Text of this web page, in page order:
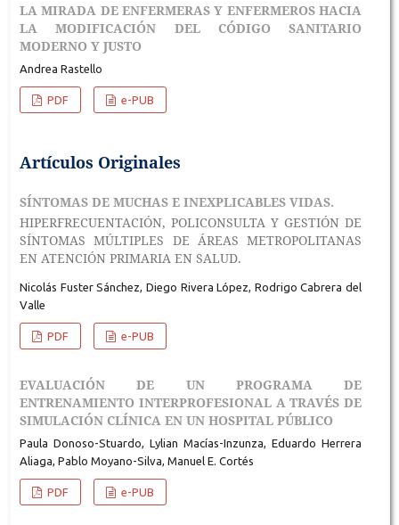
LA MIRADA DE ENFERMERAS Y ENFERMEROS HACIA
LA MODIFICACIÓN DEL CÓDIGO SANITARIO
MODERNO Y JUSTO
Andrea Rastello
PDF e-PUB
Artículos Originales
SÍNTOMAS DE MUCHAS E INEXPLICABLES VIDAS.
HIPERFRECUENTACIÓN, POLICONSULTA Y GESTIÓN DE
SÍNTOMAS MÚLTIPLES DE ÁREAS METROPOLITANAS
EN ATENCIÓN PRIMARIA EN SALUD.
Nicolás Fuster Sánchez, Diego Rivera López, Rodrigo Cabrera del
Valle
PDF e-PUB
EVALUACIÓN DE UN PROGRAMA DE
ENTRENAMIENTO INTERPROFESIONAL A TRAVÉS DE
SIMULACIÓN CLÍNICA EN UN HOSPITAL PÚBLICO
Paula Donoso-Stuardo, Lylian Macías-Inzunza, Eduardo Herrera
Aliaga, Pablo Moyano-Silva, Manuel E. Cortés
PDF e-PUB